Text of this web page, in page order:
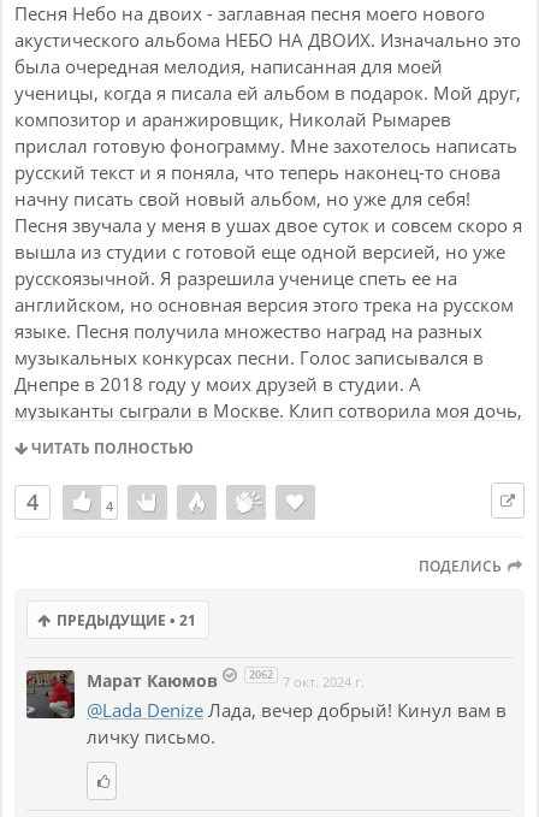
Песня Небо на двоих - заглавная песня моего нового
акустического альбома НЕБО НА ДВОИХ. Изначально это
была очередная мелодия, написанная для моей
ученицы, когда я писала ей альбом в подарок. Мой друг,
композитор и аранжировщик, Николай Рымарев
прислал готовую фонограмму. Мне захотелось написать
русский текст и я поняла, что теперь наконец-то снова
начну писать свой новый альбом, но уже для себя!
Песня звучала у меня в ушах двое суток и совсем скоро я
вышла из студии с готовой еще одной версией, но уже
русскоязычной. Я разрешила ученице спеть ее на
английском, но основная версия этого трека на русском
языке. Песня получила множество наград на разных
музыкальных конкурсах песни. Голос записывался в
Днепре в 2018 году у моих друзей в студии. А
музыканты сыграли в Москве. Клип сотворила моя дочь,
кинорежиссер Алиса Оксюта. И за все это тоже мне
память о людях, которые однажды были близки и
делали одно дело! Спасибо, Небо на двоих за
https://rutube.ru/video/da1cefe643134a501377c624202379
5a/?r=wd
ЧИТАТЬ ПОЛНОСТЬЮ
4 4
4
ПОДЕЛИСЬ
ПРЕДЫДУЩИЕ • 21
Марат Каюмов 2062 7 окт. 2024 г.
@Lada Denize Лада, вечер добрый! Кинул вам в
личку письмо.